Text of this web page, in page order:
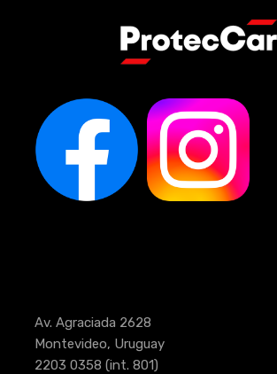
Av. Agraciada 2628
Montevideo, Uruguay
2203 0358 (int. 801)